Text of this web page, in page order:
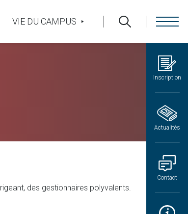
Inscription
Actualités
Contact
VIE DU CAMPUS
des gestionnaires polyvalents.